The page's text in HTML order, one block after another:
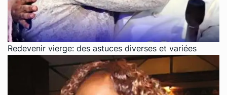
Redevenir vierge: des astuces diverses et variées